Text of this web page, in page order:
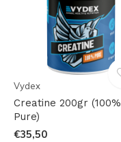
Vydex
Creatine 200gr (100%
Pure)
€35,50